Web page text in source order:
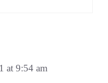
at 9:54 am